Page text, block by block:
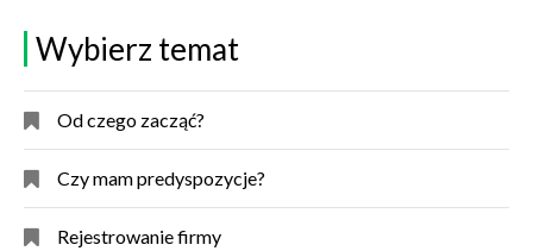
Wybierz temat
Od czego zacząć?
Czy mam predyspozycje?
Rejestrowanie firmy